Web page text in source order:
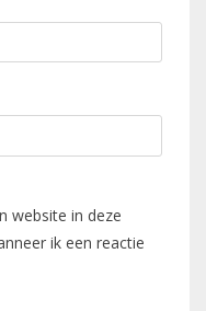
website in deze
ik een reactie